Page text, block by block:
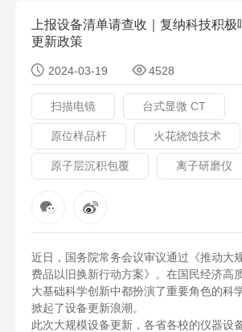
上报设备清单请查收｜复纳科技积
更新政策
2024-03-19 4528
扫描电镜 台式显微 CT
原位样品杆 火花烧蚀技术
原子层沉积包覆 离子研磨仪
近日，国务院常务会议审议通过《推动大
费品以旧换新行动方案》。在国民经济高
大基础科学创新中都扮演了重要角色的科
掀起了设备更新浪潮。
此次大规模设备更新，各省各校的仪器设